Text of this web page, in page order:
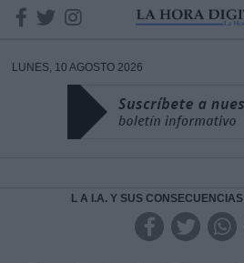
LUNES, 10 AGOSTO 2026
L A I.A. Y SUS CONSECUENCIAS
DATOS
Responsable: